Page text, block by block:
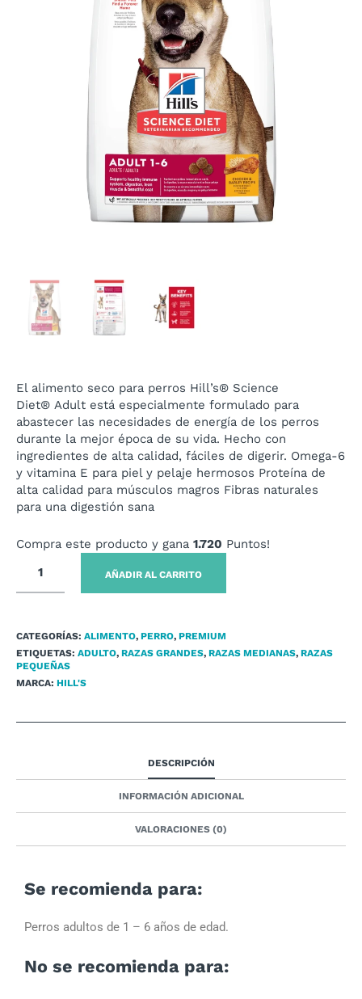
El alimento seco para perros Hill’s® Science
Diet® Adult está especialmente formulado para
abastecer las necesidades de energía de los perros
durante la mejor época de su vida. Hecho con
ingredientes de alta calidad, fáciles de digerir. Omega-6
y vitamina E para piel y pelaje hermosos Proteína de
alta calidad para músculos magros Fibras naturales
para una digestión sana
Compra este producto y gana 1.720 Puntos!
AÑADIR AL CARRITO
CATEGORÍAS: ALIMENTO, PERRO, PREMIUM
ETIQUETAS: ADULTO, RAZAS GRANDES, RAZAS MEDIANAS, RAZAS
PEQUEÑAS
MARCA: HILL'S
DESCRIPCIÓN
INFORMACIÓN ADICIONAL
VALORACIONES (0)
Se recomienda para:
Perros adultos de 1 – 6 años de edad.
No se recomienda para: